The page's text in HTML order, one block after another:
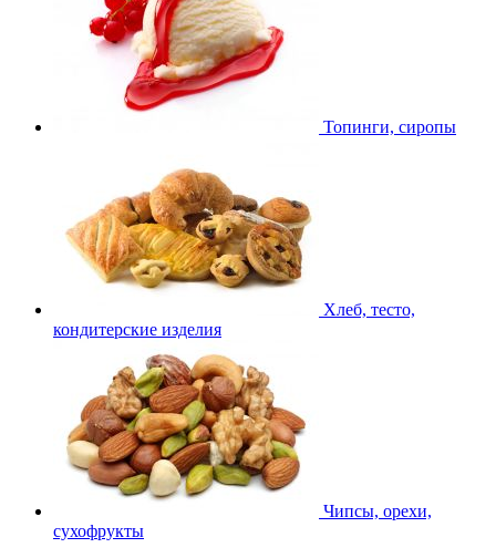
Топинги, сиропы
Хлеб, тесто,
кондитерские изделия
Чипсы, орехи,
сухофрукты